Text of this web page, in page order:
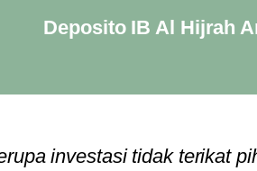
Deposito IB Al Hijrah
investasi tidak terikat